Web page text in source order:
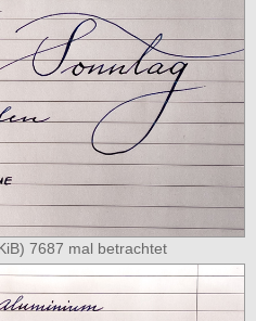
7687 mal betrachtet